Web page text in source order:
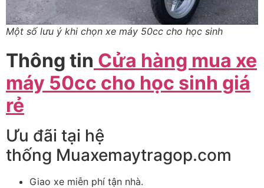
Một số lưu ý khi chọn xe máy 50cc cho học sinh
Thông tin Cửa hàng mua xe
máy 50cc cho học sinh giá
rẻ
Ưu đãi tại hệ
thống Muaxemaytragop.com
Giao xe miễn phí tận nhà.